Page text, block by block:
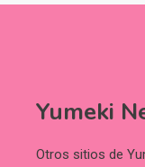
Yumeki
Otros sitios de